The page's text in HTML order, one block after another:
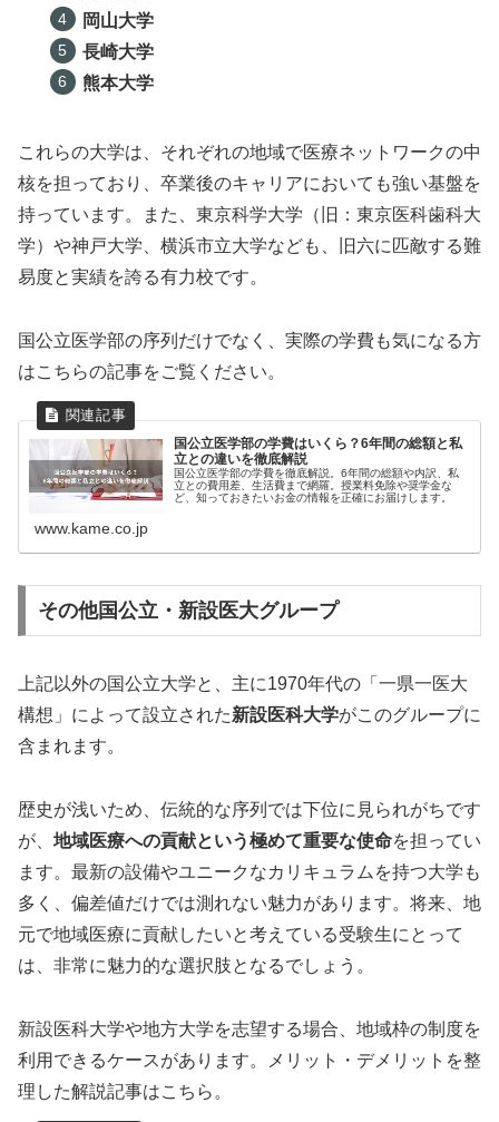
岡山大学
長崎大学
熊本大学
これらの大学は、それぞれの地域で医療ネットワークの中
核を担っており、卒業後のキャリアにおいても強い基盤を
持っています。また、東京科学大学（旧：東京医科歯科大
学）や神戸大学、横浜市立大学なども、旧六に匹敵する難
易度と実績を誇る有力校です。
国公立医学部の序列だけでなく、実際の学費も気になる方
はこちらの記事をご覧ください。
国公立医学部の学費はいくら？6年間の総額と私
立との違いを徹底解説
国公立医学部の学費を徹底解説。6年間の総額や内訳、私
立との費用差、生活費まで網羅。授業料免除や奨学金な
ど、知っておきたいお金の情報を正確にお届けします。
www.kame.co.jp
その他国公立・新設医大グループ
上記以外の国公立大学と、主に1970年代の「一県一医大
構想」によって設立された新設医科大学がこのグループに
含まれます。
歴史が浅いため、伝統的な序列では下位に見られがちです
が、 地域医療への貢献という極めて重要な使命を担ってい
ます。最新の設備やユニークなカリキュラムを持つ大学も
多く、偏差値だけでは測れない魅力があります。将来、地
元で地域医療に貢献したいと考えている受験生にとって
は、非常に魅力的な選択肢となるでしょう。
新設医科大学や地方大学を志望する場合、地域枠の制度を
利用できるケースがあります。メリット・デメリットを整
理した解説記事はこちら。